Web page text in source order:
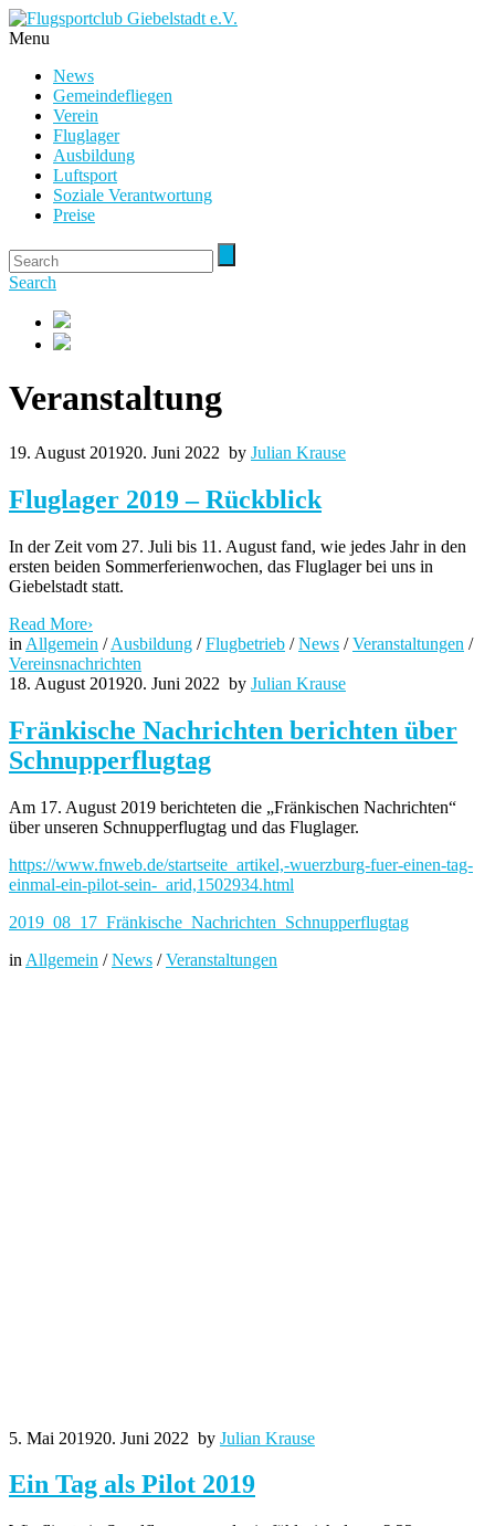
Menu
News
Gemeindefliegen
Verein
Fluglager
Ausbildung
Luftsport
Soziale Verantwortung
Preise
Search
Veranstaltung
19. August 201920. Juni 2022 by Julian Krause
Fluglager 2019 – Rückblick
In der Zeit vom 27. Juli bis 11. August fand, wie jedes Jahr in den
ersten beiden Sommerferienwochen, das Fluglager bei uns in
Giebelstadt statt.
Read More›
in Allgemein /Ausbildung /Flugbetrieb /News /Veranstaltungen /
Vereinsnachrichten
18. August 201920. Juni 2022 by Julian Krause
Fränkische Nachrichten berichten über
Schnupperflugtag
Am 17. August 2019 berichteten die „Fränkischen Nachrichten“
über unseren Schnupperflugtag und das Fluglager.
https://www.fnweb.de/startseite_artikel,-wuerzburg-fuer-einen-tag-
einmal-ein-pilot-sein-_arid,1502934.html
2019_08_17_Fränkische_Nachrichten_Schnupperflugtag
in Allgemein /News /Veranstaltungen
5. Mai 201920. Juni 2022 by Julian Krause
Ein Tag als Pilot 2019